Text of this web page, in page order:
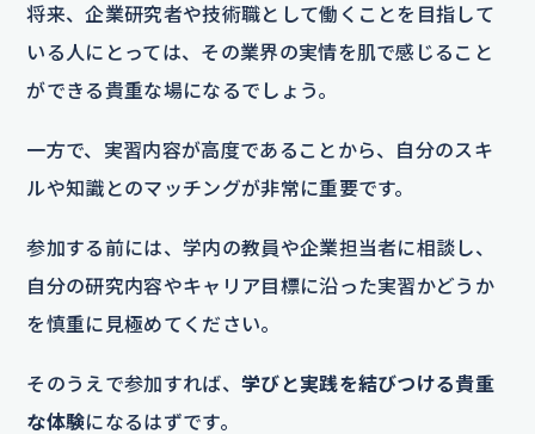
将来、企業研究者や技術職として働くことを目指して
いる人にとっては、その業界の実情を肌で感じること
ができる貴重な場になるでしょう。
一方で、実習内容が高度であることから、自分のスキ
ルや知識とのマッチングが非常に重要です。
参加する前には、学内の教員や企業担当者に相談し、
自分の研究内容やキャリア目標に沿った実習かどうか
を慎重に見極めてください。
そのうえで参加すれば、 学びと実践を結びつける貴重
な体験になるはずです。